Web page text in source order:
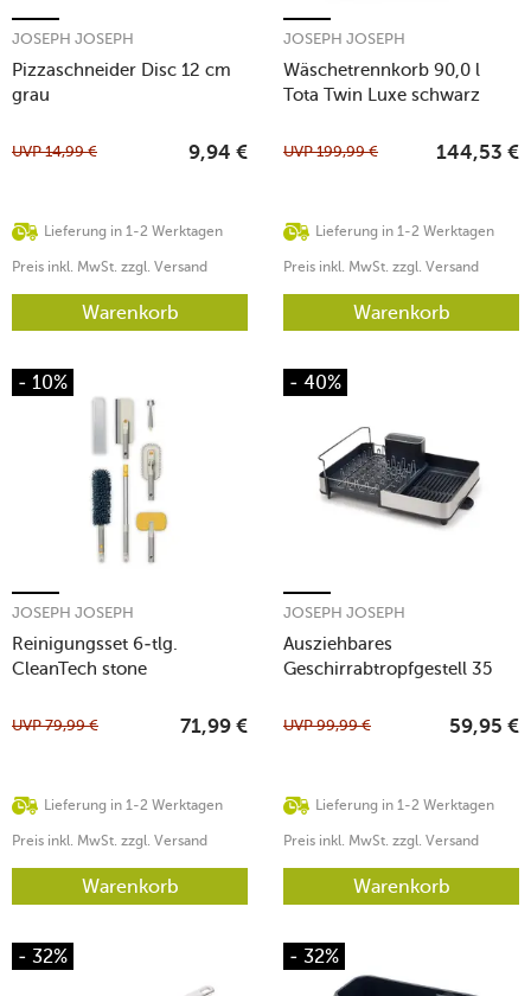
Pizzaschneider Disc 12 cm
grau
JOSEPH JOSEPH
Lieferung in 1-2 Werktagen
UVP14,99 € 9,94 €
Preis inkl. MwSt. zzgl. Versand
Warenkorb
Wäschetrennkorb 90,0 l
Tota Twin Luxe schwarz
JOSEPH JOSEPH
Lieferung in 1-2 Werktagen
UVP199,99 € 144,53 €
Preis inkl. MwSt. zzgl. Versand
Warenkorb
- 10%
Reinigungsset 6-tlg.
CleanTech stone
JOSEPH JOSEPH
Lieferung in 1-2 Werktagen
UVP79,99 € 71,99 €
Preis inkl. MwSt. zzgl. Versand
Warenkorb
- 40%
Ausziehbares
Geschirrabtropfgestell 35
JOSEPH JOSEPH
Lieferung in 1-2 Werktagen
UVP99,99 € 59,95 €
Preis inkl. MwSt. zzgl. Versand
Warenkorb
- 32% - 32%